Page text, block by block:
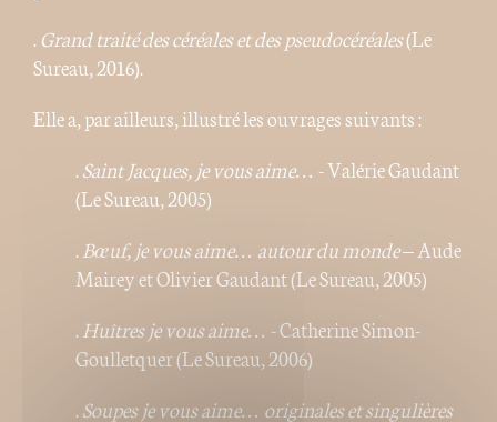
.Grand traité des céréales et des pseudocéréales(Le
Sureau, 2016).
Elle a, par ailleurs, illustré les ouvrages suivants :
.Saint Jacques, je vous aime… - Valérie Gaudant
(Le Sureau, 2005)
.Bœuf, je vous aime… autour du monde– Aude
Mairey et Olivier Gaudant (Le Sureau, 2005)
.Huîtres je vous aime… - Catherine Simon-
Goulletquer (Le Sureau, 2006)
.Soupes je vous aime… originales et singulières